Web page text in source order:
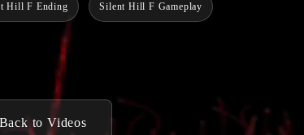
Hill F Ending Silent Hill F Gameplay
to Videos